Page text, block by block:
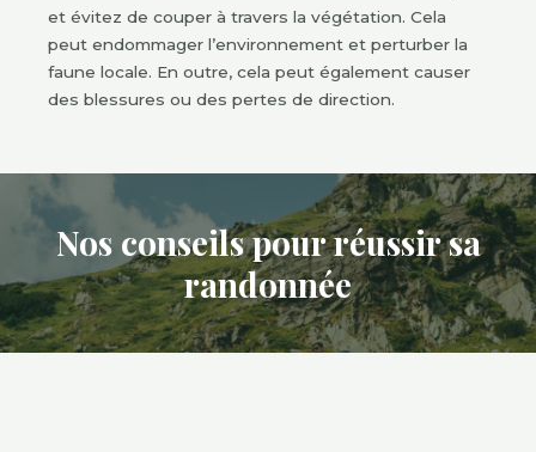
et évitez de couper à travers la végétation. Cela
peut endommager l’environnement et perturber la
faune locale. En outre, cela peut également causer
des blessures ou des pertes de direction.
Nos conseils pour réussir sa
randonnée